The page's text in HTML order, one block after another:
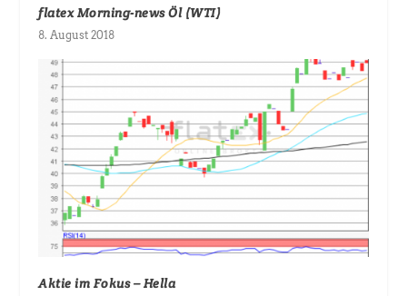
flatex Morning-news Öl (WTI)
8. August 2018
Aktie im Fokus – Hella